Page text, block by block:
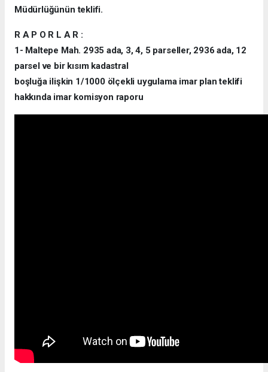
Müdürlüğünün teklifi.
R A P O R L A R :
1- Maltepe Mah. 2935 ada, 3, 4, 5 parseller, 2936 ada, 12
parsel ve bir kısım kadastral
boşluğa ilişkin 1/1000 ölçekli uygulama imar plan teklifi
hakkında imar komisyon raporu